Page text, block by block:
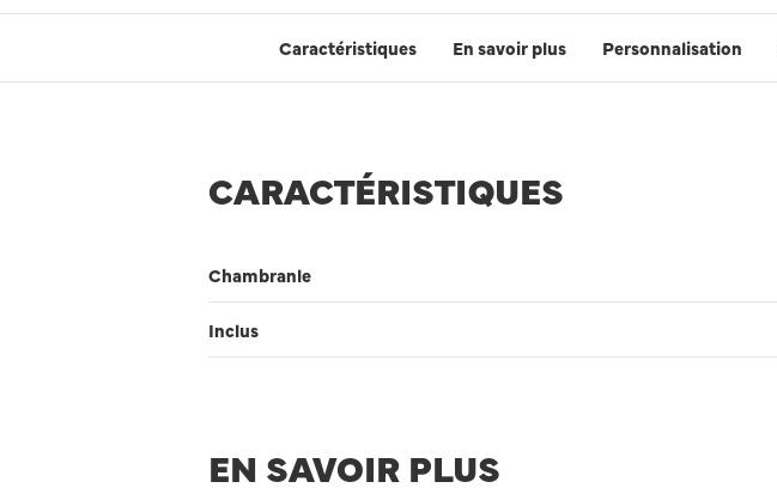
Caractéristiques En savoir plus Personnalisation
CARACTÉRISTIQUES
Chambranle
Inclus
EN SAVOIR PLUS